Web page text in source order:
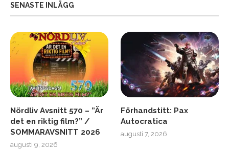
SENASTE INLÄGG
Nördliv Avsnitt 570 – ”Är
det en riktig film?” /
SOMMARAVSNITT 2026
augusti 9, 2026
Förhandstitt: Pax
Autocratica
augusti 7, 2026